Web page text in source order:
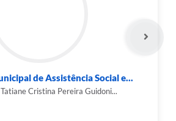
de Assistência Social e...
Cristina Pereira Guidoni...